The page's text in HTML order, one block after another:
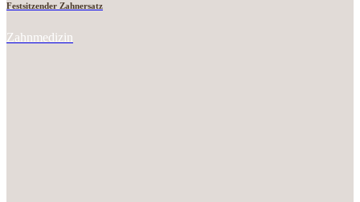
Festsitzender Zahnersatz
Zahnmedizin